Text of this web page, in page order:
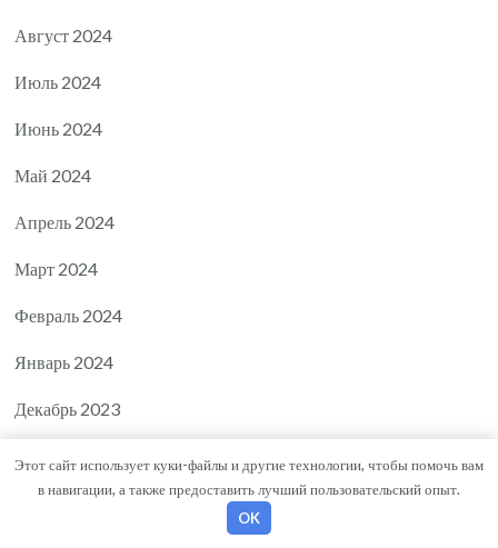
Август 2024
Июль 2024
Июнь 2024
Май 2024
Апрель 2024
Март 2024
Февраль 2024
Январь 2024
Декабрь 2023
Октябрь 2023
Этот сайт использует куки-файлы и другие технологии, чтобы помочь вам
в навигации, а также предоставить лучший пользовательский опыт.
OK